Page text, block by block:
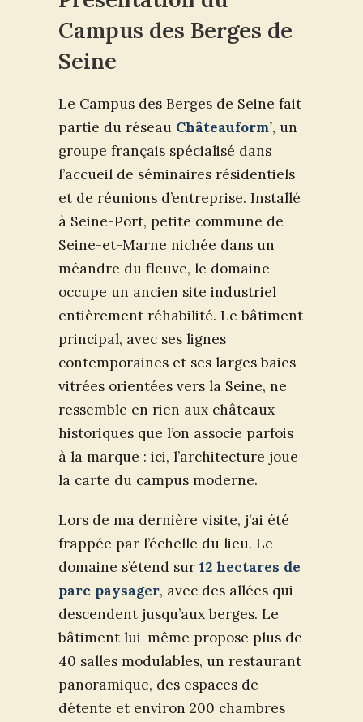
Campus des Berges de
Seine
Le Campus des Berges de Seine fait
partie du réseau Châteauform’, un
groupe français spécialisé dans
l’accueil de séminaires résidentiels
et de réunions d’entreprise. Installé
à Seine-Port, petite commune de
Seine-et-Marne nichée dans un
méandre du fleuve, le domaine
occupe un ancien site industriel
entièrement réhabilité. Le bâtiment
principal, avec ses lignes
contemporaines et ses larges baies
vitrées orientées vers la Seine, ne
ressemble en rien aux châteaux
historiques que l’on associe parfois
à la marque : ici, l’architecture joue
la carte du campus moderne.
Lors de ma dernière visite, j’ai été
frappée par l’échelle du lieu. Le
domaine s’étend sur 12 hectares de
parc paysager, avec des allées qui
descendent jusqu’aux berges. Le
bâtiment lui-même propose plus de
40 salles modulables, un restaurant
panoramique, des espaces de
détente et environ 200 chambres